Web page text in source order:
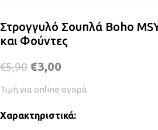
Στρογγυλό Σουπλά Boho
και Φούντες
€5,90 €3,00
Τιμή για online αγορά
Χαρακτηριστικά: